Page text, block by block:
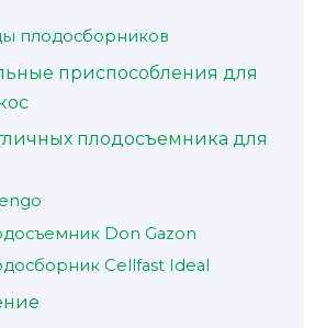
плодосборников
приспособления для
плодосъемника для
Don Gazon
Cellfast Ideal